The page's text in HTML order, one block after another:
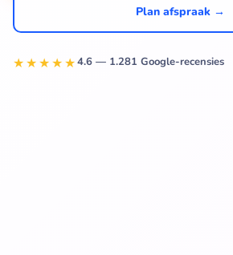
Plan afspraak →
★★★★★4.6 — 1.281 Google-recensies